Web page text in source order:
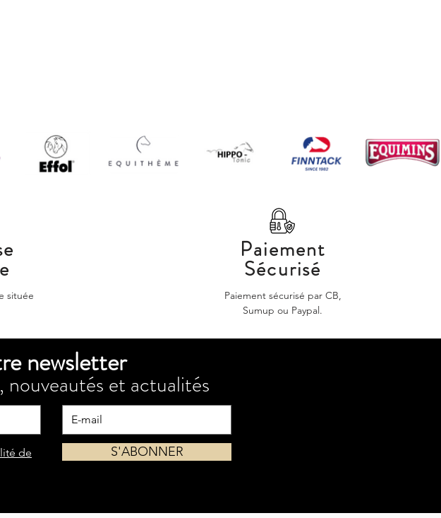
située
Paiement
Sécurisé
Paiement sécurisé par CB,
Sumup ou Paypal.
newsletter
et actualités
de
S'ABONNER